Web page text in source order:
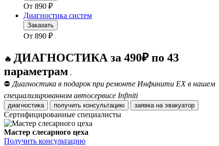
От 890 ₽
Диагностика систем
Заказать
От 890 ₽
🔥 ДИАГНОСТИКА за 490₽ по 43
параметрам .
⛔ Диагностика в подарок при ремонте Инфинити ЕХ в нашем
специализированном автосервисе Infiniti
диагностика получить консультацию заявка на эвакуатор
Сертифицированные специалисты
Мастер слесарного цеха
Получить консультацию